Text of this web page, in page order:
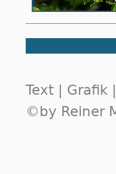
Text | Grafik
©by Reiner